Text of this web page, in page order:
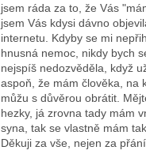
jsem ráda za to, že Vás
jsem Vás kdysi dávno
internetu. Kdyby se mi
hnusná nemoc, nikdy bych
nejspíš nedozvěděla, když
aspoň, že mám člověka, na
můžu s důvěrou obrátit.
hezky, já zrovna tady mám
syna, tak se vlastně mám
Děkuji za vše, nejen za